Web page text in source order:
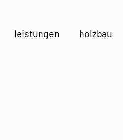
leistungen holzbau